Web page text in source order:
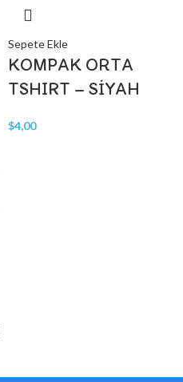
Sepete Ekle
KOMPAK ORTA
TSHIRT – SİYAH
$4,00